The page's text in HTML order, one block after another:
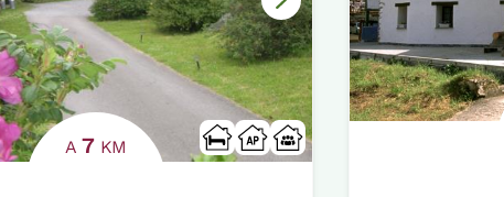
A7KM